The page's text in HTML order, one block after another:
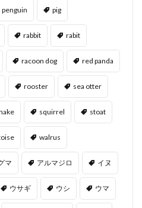
penguin pig
rabbit rabit
racoon dog red panda
rooster sea otter
squirrel stoat
walrus
マ アルマジロ イヌ
ウサギ ウシ ウマ